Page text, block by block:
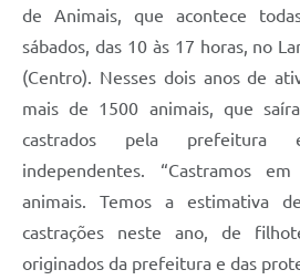
de Animais, que acontece
sábados, das 10 às 17 horas, no
(Centro). Nesses dois anos de
mais de 1500 animais, que
castrados pela
independentes. “Castramos
animais. Temos a estimativa
castrações neste ano, de
originados da prefeitura e das